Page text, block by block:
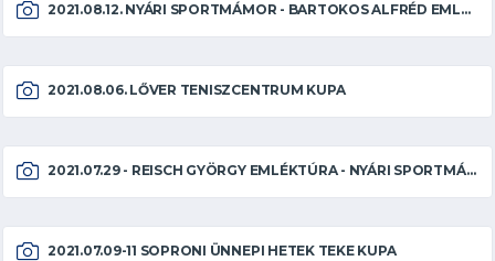
2021.08.12. NYÁRI SPORTMÁMOR - BARTOKOS ALFRÉD EMLÉKTÚRA
2021.08.06. LŐVER TENISZCENTRUM KUPA
2021.07.29 - REISCH GYÖRGY EMLÉKTÚRA - NYÁRI SPORTMÁMOR
2021.07.09-11 SOPRONI ÜNNEPI HETEK TEKE KUPA